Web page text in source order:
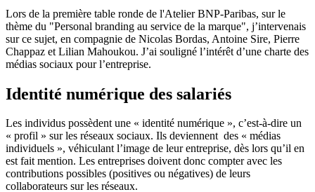
Lors de la première table ronde de l'Atelier BNP-Paribas, sur le
thème du "Personal branding au service de la marque", j’intervenais
sur ce sujet, en compagnie de Nicolas Bordas, Antoine Sire, Pierre
Chappaz et Lilian Mahoukou. J’ai souligné l’intérêt d’une charte des
médias sociaux pour l’entreprise.
Identité numérique des salariés
Les individus possèdent une « identité numérique », c’est-à-dire un
« profil » sur les réseaux sociaux. Ils deviennent des « médias
individuels », véhiculant l’image de leur entreprise, dès lors qu’il en
est fait mention. Les entreprises doivent donc compter avec les
contributions possibles (positives ou négatives) de leurs
collaborateurs sur les réseaux.